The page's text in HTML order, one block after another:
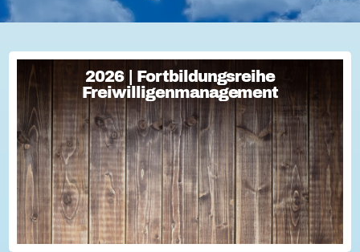
2026 | Fortbildungsreihe
Freiwilligenmanagement
2026 | Fortbildungsreihe
Freiwilligenmanagement
Freiwilligenmanagement Kompakt Strategisches
Freiwilligenmanagement und praktische Umsetzung Im Fokus
Teil 1 Für Engagement begeistern: Freiwillige gewinnen Im
Fokus Teil 2 Eine Frage der H...